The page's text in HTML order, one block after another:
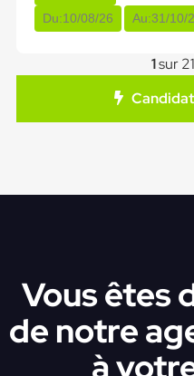
Du:10/08/26 Au:31/10/
1sur 21
Vous êtes
de notre
à